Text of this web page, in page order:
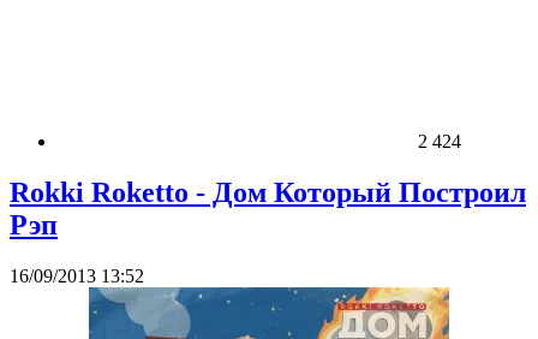
2 424
Rokki Roketto - Дом Который Построил
Рэп
16/09/2013 13:52